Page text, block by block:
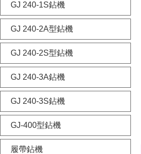
GJ 240-1S鉆機
GJ 240-2A型鉆機
GJ 240-2S型鉆機
GJ 240-3A鉆機
GJ 240-3S鉆機
GJ-400型鉆機
履帶鉆機